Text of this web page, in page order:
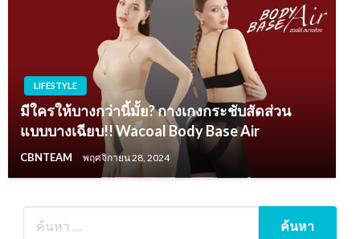
LIFESTYLE
มีใครให้บางกว่านี้มั้ย? กางเกงกระชับสัดส่วน
แบบบางเฉียบ!! Wacoal Body Base Air
CBNTEAM พฤศจิกายน 28, 2024